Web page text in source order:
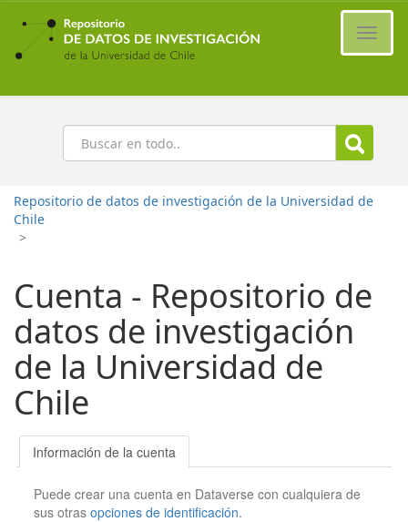
Ir
contenido
principal
Buscar
Repositorio de datos de investigación de la Universidad de
Chile
>
Cuenta - Repositorio de
datos de investigación
de la Universidad de
Chile
Información de la cuenta
Puede crear una cuenta en Dataverse con cualquiera de
sus otrasopciones de identificación.